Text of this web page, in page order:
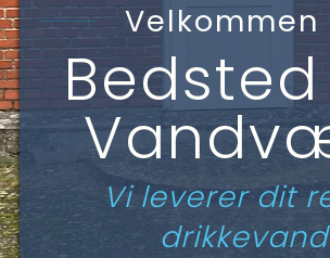
Velkommen
Bedsted
Vi leverer dit
drikkevand